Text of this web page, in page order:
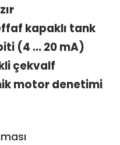
kapaklı tank
(4 ... 20 mA)
çekvalf
motor denetimi